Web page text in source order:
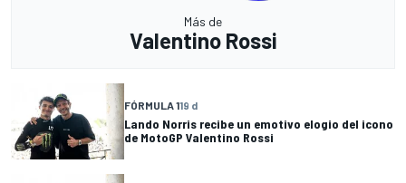
Más de
Valentino Rossi
FÓRMULA 119 d
Lando Norris recibe un emotivo elogio del icono
de MotoGP Valentino Rossi